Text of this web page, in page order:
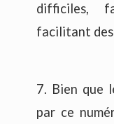
difficiles,
facilitant
7. Bien que
par ce